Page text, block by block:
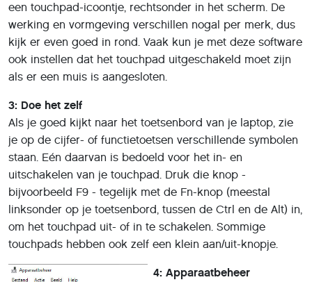
een touchpad-icoontje, rechtsonder in het scherm. De
werking en vormgeving verschillen nogal per merk, dus
kijk er even goed in rond. Vaak kun je met deze software
ook instellen dat het touchpad uitgeschakeld moet zijn
als er een muis is aangesloten.
3: Doe het zelf
Als je goed kijkt naar het toetsenbord van je laptop, zie
je op de cijfer- of functietoetsen verschillende symbolen
staan. Eén daarvan is bedoeld voor het in- en
uitschakelen van je touchpad. Druk die knop -
bijvoorbeeld F9 - tegelijk met de Fn-knop (meestal
linksonder op je toetsenbord, tussen de Ctrl en de Alt) in,
om het touchpad uit- of in te schakelen. Sommige
touchpads hebben ook zelf een klein aan/uit-knopje.
4: Apparaatbeheer